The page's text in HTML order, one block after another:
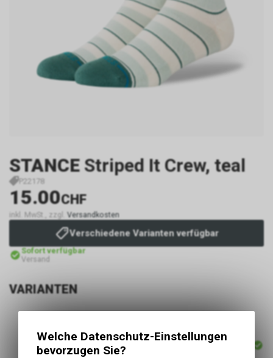
STANCE Striped It Crew, teal
P22178
15.00CHF
inkl. MwSt., zzgl. Versandkosten
Verschiedene Varianten verfügbar
Sofort verfügbar
Versand
VARIANTEN
ARTIKELNUMMER
Welche Datenschutz-Einstellungen
bevorzugen Sie?